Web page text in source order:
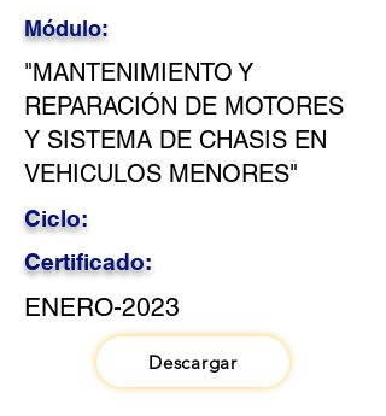
Módulo:
"MANTENIMIENTO Y
REPARACIÓN DE MOTORES
Y SISTEMA DE CHASIS EN
VEHICULOS MENORES"
Ciclo:
Certificado:
ENERO-2023
Descargar